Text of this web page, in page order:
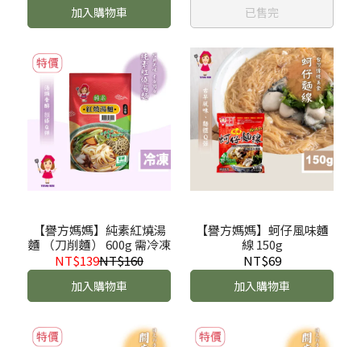
加入購物車 已售完
【譽方媽媽】純素紅燒湯
麵 （刀削麵） 600g 需冷凍
NT$139NT$160
加入購物車
【譽方媽媽】蚵仔風味麵
線 150g
NT$69
加入購物車